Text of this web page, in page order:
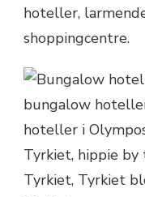
hoteller,
shoppingcentre.